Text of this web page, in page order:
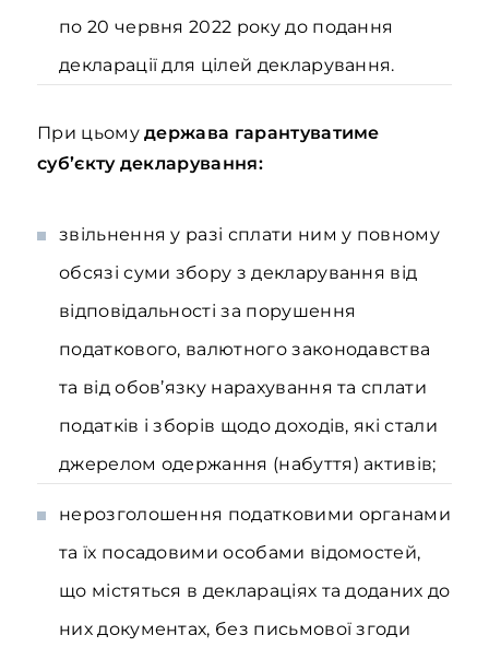
по 20 червня 2022 року до подання
декларації для цілей декларування.
При цьомудержава гарантуватиме
суб’єкту декларування:
звільнення у разі сплати ним у повному
обсязі суми збору з декларування від
відповідальності за порушення
податкового, валютного законодавства
та від обов’язку нарахування та сплати
податків і зборів щодо доходів, які стали
джерелом одержання (набуття) активів;
нерозголошення податковими органами
та їх посадовими особами відомостей,
що містяться в деклараціях та доданих до
них документах, без письмової згоди